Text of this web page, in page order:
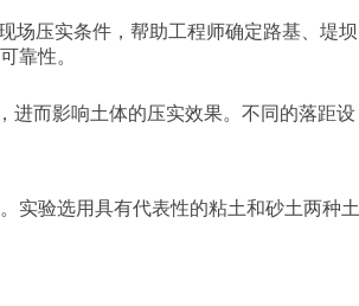
场压实条件，帮助工程师确定路基、堤坝
靠性。
而影响土体的压实效果。不同的落距设
验选用具有代表性的粘土和砂土两种土